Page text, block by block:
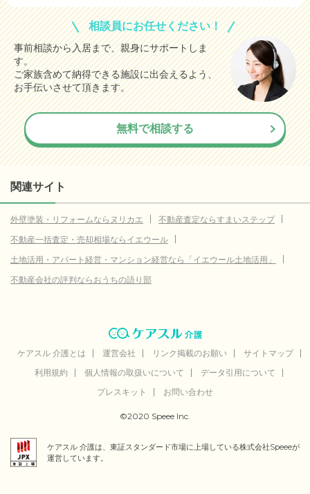
相談員にお任せください！
事前相談から入居まで、親身にサポートしま
す。
ご家族含めて納得できる施設に出会えるよう、
お手伝いさせて頂きます。
無料で相談する
関連サイト
外壁塗装・リフォームならヌリカエ
不動産査定ならすまいステップ
不動産一括査定・売却相場ならイエウール
土地活用・アパート経営・マンション経営なら「イエウール土地活用」
不動産会社の評判ならおうちの語り部
ケアスル 介護とは 運営会社 リンク掲載のお願い
サイトマップ
利用規約
個人情報の取扱いについて
データ引用について
プレスキット
お問い合わせ
©2020 Speee Inc.
ケアスル 介護は、東証スタンダード市場に上場している株式会社Speeeが
運営しています。